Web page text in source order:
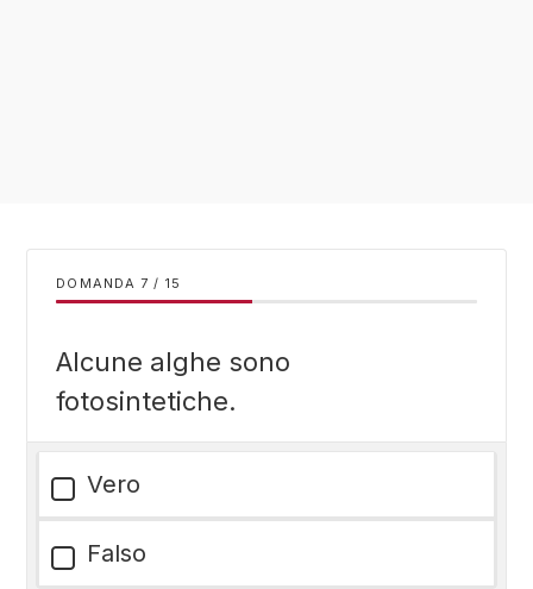
DOMANDA / 15
Alcune alghe sono
fotosintetiche.
Vero
Falso